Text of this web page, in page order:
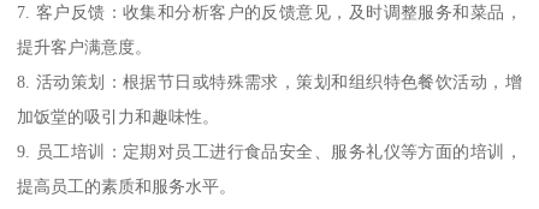
7. 客户反馈：收集和分析客户的反馈意见，及时调整服务和菜品，
提升客户满意度。
8. 活动策划：根据节日或特殊需求，策划和组织特色餐饮活动，增
加饭堂的吸引力和趣味性。
9. 员工培训：定期对员工进行食品安全、服务礼仪等方面的培训，
提高员工的素质和服务水平。